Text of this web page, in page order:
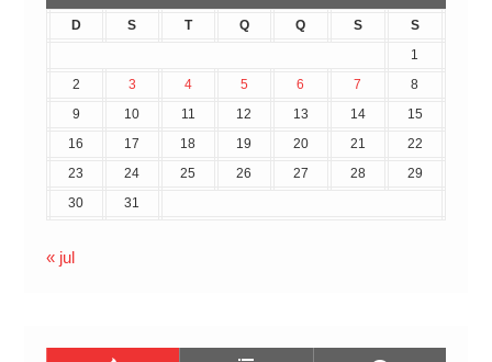
D S T Q Q S
S
1
2
3 4 5 6 7
8
9
10 11 12 13 14
15
16
17 18 19 20 21
22
23
24 25 26 27 28
29
30
31
« jul